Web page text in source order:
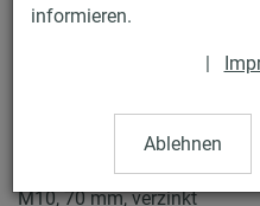
informieren.
|
Ablehnen
ISO-
Iso-Schelle
M10, 70 mm, verzinkt